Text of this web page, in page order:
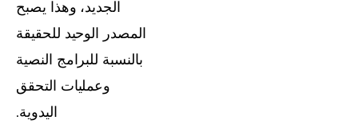
الجديد، وهذا يصبح
المصدر الوحيد للحقيقة
بالنسبة للبرامج النصية
وعمليات التحقق
اليدوية.